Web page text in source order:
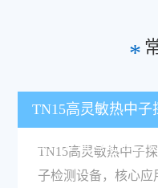
*
TN15高灵敏热中
景？分别适配哪些
TN15高灵敏热中子
子检测设备，核心